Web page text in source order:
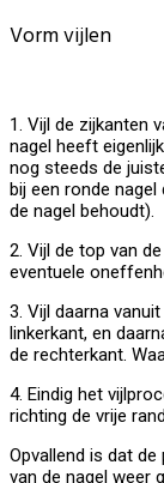
Vorm vijlen
1. Vijl de zijkanten
nagel heeft
nog steeds de
bij een ronde
de nagel behoudt).
2. Vijl de top van
eventuele
3. Vijl daarna
linkerkant, en
de rechterkant.
4. Eindig het
richting de vrije
Opvallend is dat
van de nagel weer